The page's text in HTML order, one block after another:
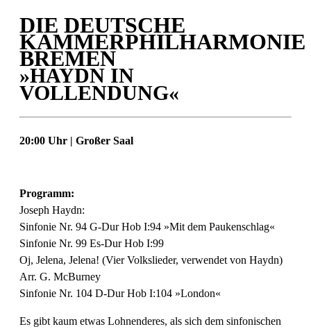
DIE DEUTSCHE
KAMMERPHILHARMONIE
BREMEN
»HAYDN IN
VOLLENDUNG«
20:00 Uhr | Großer Saal
Programm:
Joseph Haydn:
Sinfonie Nr. 94 G-Dur Hob I:94 »Mit dem Paukenschlag«
Sinfonie Nr. 99 Es-Dur Hob I:99
Oj, Jelena, Jelena! (Vier Volkslieder, verwendet von Haydn)
Arr. G. McBurney
Sinfonie Nr. 104 D-Dur Hob I:104 »London«
Es gibt kaum etwas Lohnenderes, als sich dem sinfonischen